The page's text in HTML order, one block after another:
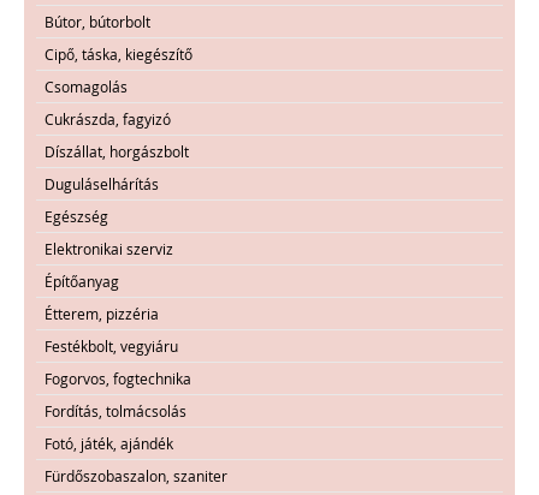
Bútor, bútorbolt
Cipő, táska, kiegészítő
Csomagolás
Cukrászda, fagyizó
Díszállat, horgászbolt
Duguláselhárítás
Egészség
Elektronikai szerviz
Építőanyag
Étterem, pizzéria
Festékbolt, vegyiáru
Fogorvos, fogtechnika
Fordítás, tolmácsolás
Fotó, játék, ajándék
Fürdőszobaszalon, szaniter